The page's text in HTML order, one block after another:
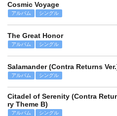
Cosmic Voyage
アルバム シングル
The Great Honor
アルバム シングル
Salamander (Contra Returns
アルバム シングル
Citadel of Serenity (Contra
ry Theme B)
アルバム シングル